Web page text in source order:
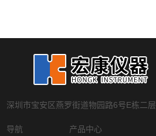
深圳市宝安区燕罗街道物园路6号E栋二层
导航 产品中心